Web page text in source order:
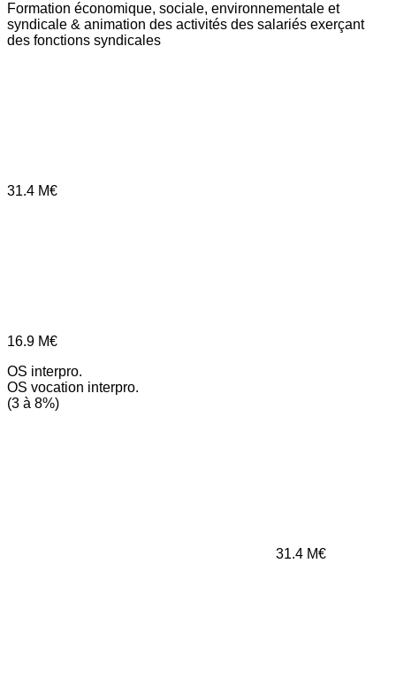
Formation économique, sociale, environnementale et
syndicale & animation des activités des salariés exerçant
des fonctions syndicales
31.4 M€
16.9 M€
OS interpro.
OS vocation interpro.
(3 à 8%)
31.4 M€